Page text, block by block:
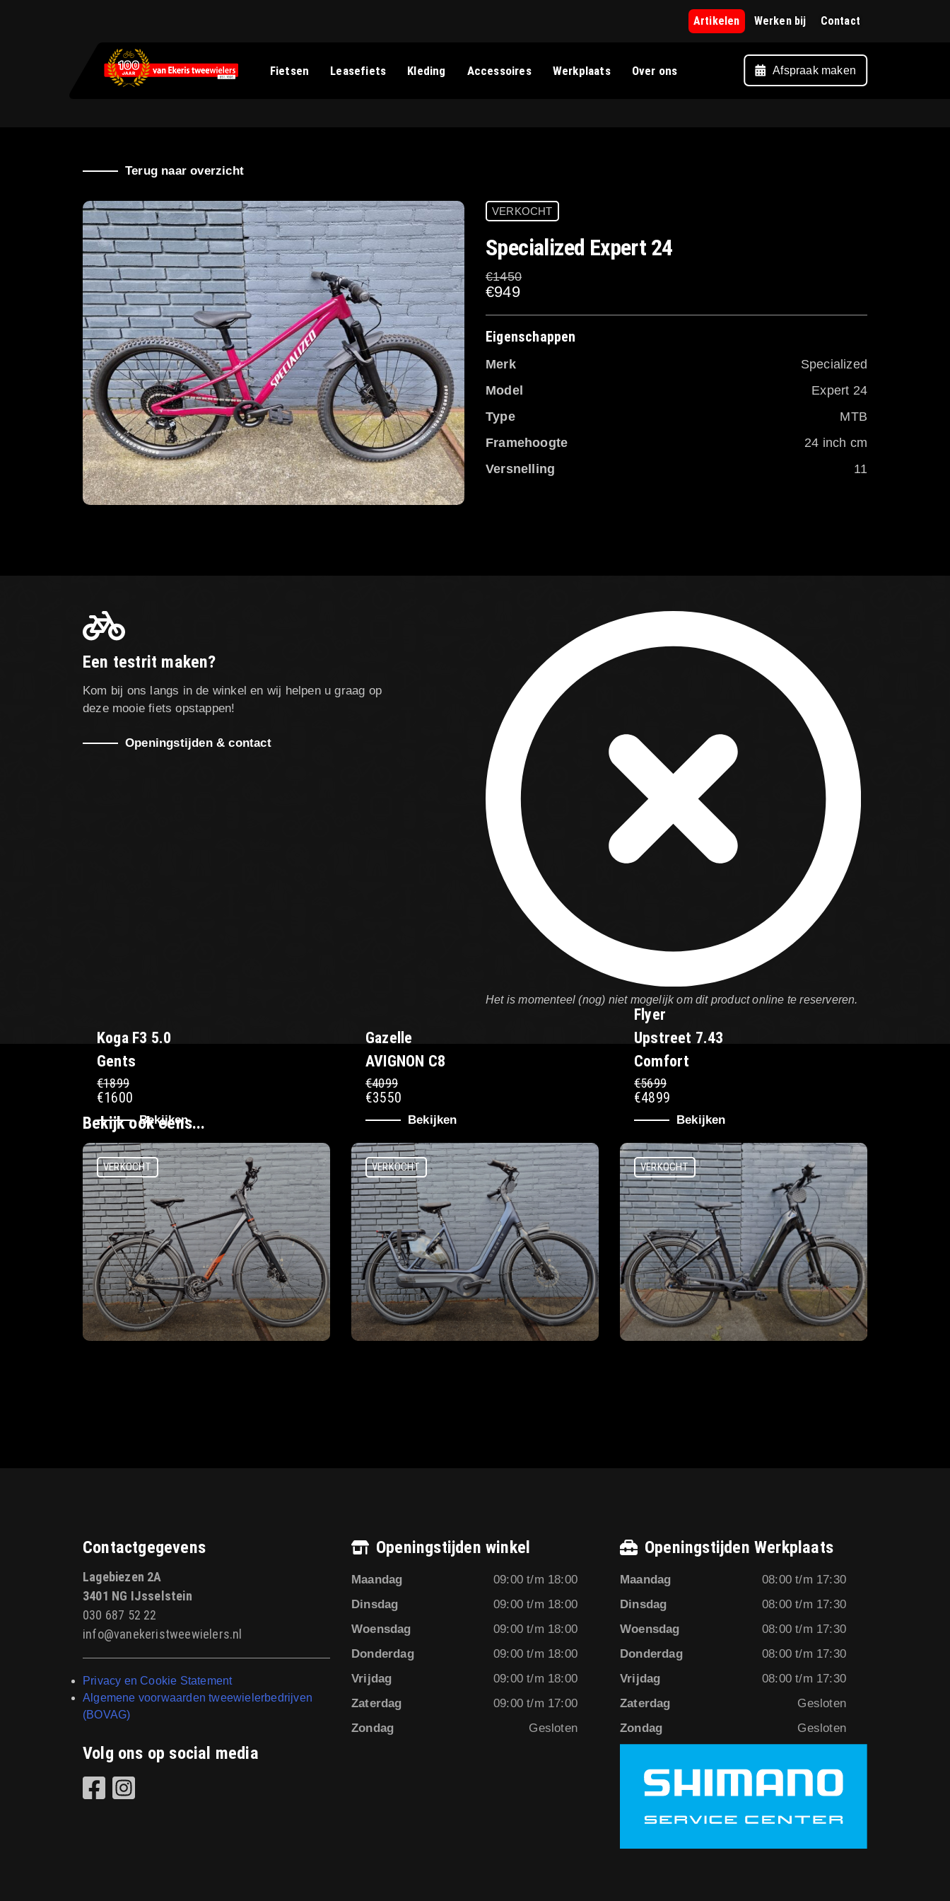
Artikelen Werken bij Contact
Fietsen Leasefiets Kleding Accessoires Werkplaats Over ons Afspraak maken
Terug naar overzicht
VERKOCHT
Specialized Expert 24
€1450
€949
Eigenschappen
Merk
Specialized
Model
Expert 24
Type
MTB
Framehoogte
24 inch cm
Versnelling
11
Een testrit maken?
Kom bij ons langs in de winkel en wij helpen u graag op
deze mooie fiets opstappen!
Openingstijden & contact
Het is momenteel (nog) niet mogelijk om dit product online te reserveren.
Bekijk ook eens...
VERKOCHT
Koga F3 5.0
Gents
€1899
€1600
Bekijken
VERKOCHT
Gazelle
AVIGNON C8
€4099
€3550
Bekijken
VERKOCHT
Flyer
Upstreet 7.43
Comfort
€5699
€4899
Bekijken
Contactgegevens
Lagebiezen 2A
3401 NG IJsselstein
030 687 52 22
info@vanekeristweewielers.nl
Privacy en Cookie Statement
Algemene voorwaarden tweewielerbedrijven
(BOVAG)
Volg ons op social media
Openingstijden winkel
Maandag
09:00 t/m 18:00
Dinsdag
09:00 t/m 18:00
Woensdag
09:00 t/m 18:00
Donderdag
09:00 t/m 18:00
Vrijdag
09:00 t/m 18:00
Zaterdag
09:00 t/m 17:00
Zondag
Gesloten
Openingstijden Werkplaats
Maandag
08:00 t/m 17:30
Dinsdag
08:00 t/m 17:30
Woensdag
08:00 t/m 17:30
Donderdag
08:00 t/m 17:30
Vrijdag
08:00 t/m 17:30
Zaterdag
Gesloten
Zondag
Gesloten